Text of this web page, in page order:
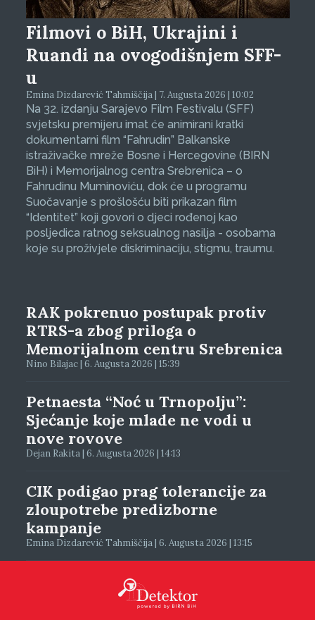
Filmovi o BiH, Ukrajini i
Ruandi na ovogodišnjem SFF-
u
Emina Dizdarević Tahmiščija | 7. Augusta 2026 | 10:02
Na 32. izdanju Sarajevo Film Festivalu (SFF)
svjetsku premijeru imat će animirani kratki
dokumentarni film “Fahrudin” Balkanske
istraživačke mreže Bosne i Hercegovine (BIRN
BiH) i Memorijalnog centra Srebrenica – o
Fahrudinu Muminoviću, dok će u programu
Suočavanje s prošlošću biti prikazan film
“Identitet” koji govori o djeci rođenoj kao
posljedica ratnog seksualnog nasilja - osobama
koje su proživjele diskriminaciju, stigmu, traumu.
RAK pokrenuo postupak protiv
RTRS-a zbog priloga o
Memorijalnom centru Srebrenica
Nino Bilajac | 6. Augusta 2026 | 15:39
Petnaesta “Noć u Trnopolju”:
Sjećanje koje mlade ne vodi u
nove rovove
Dejan Rakita | 6. Augusta 2026 | 14:13
CIK podigao prag tolerancije za
zloupotrebe predizborne
kampanje
Emina Dizdarević Tahmiščija | 6. Augusta 2026 | 13:15